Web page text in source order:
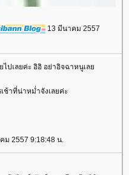
13 มีนาคม 2557
ไปเลยค่ะ อิอิ อย่าอิจฉาหนูเล
ช้าที่น่าหม่ำจังเลยค่ะ
ม 2557 9:18:48 น.